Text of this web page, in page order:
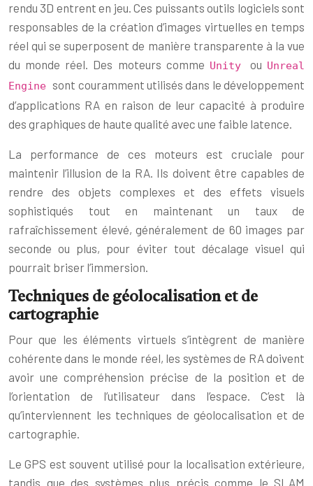
rendu 3D entrent en jeu. Ces puissants outils logiciels sont
responsables de la création d’images virtuelles en temps
réel qui se superposent de manière transparente à la vue
du monde réel. Des moteurs comme Unity ou Unreal
Engine sont couramment utilisés dans le développement
d’applications RA en raison de leur capacité à produire
des graphiques de haute qualité avec une faible latence.
La performance de ces moteurs est cruciale pour
maintenir l’illusion de la RA. Ils doivent être capables de
rendre des objets complexes et des effets visuels
sophistiqués tout en maintenant un taux de
rafraîchissement élevé, généralement de 60 images par
seconde ou plus, pour éviter tout décalage visuel qui
pourrait briser l’immersion.
Techniques de géolocalisation et de
cartographie
Pour que les éléments virtuels s’intègrent de manière
cohérente dans le monde réel, les systèmes de RA doivent
avoir une compréhension précise de la position et de
l’orientation de l’utilisateur dans l’espace. C’est là
qu’interviennent les techniques de géolocalisation et de
cartographie.
Le GPS est souvent utilisé pour la localisation extérieure,
tandis que des systèmes plus précis comme le SLAM